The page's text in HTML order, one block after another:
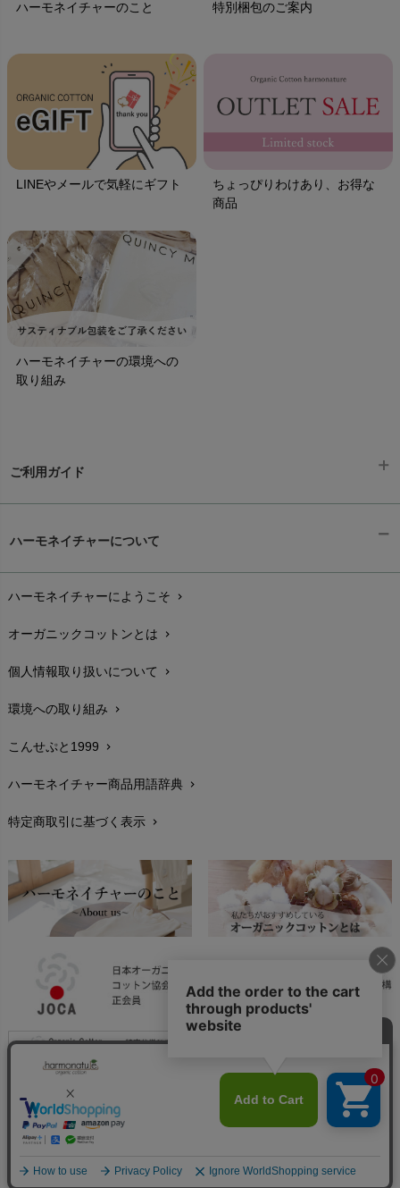
ハーモネイチャーのこと 特別梱包のご案内
LINEやメールで気軽にギフト
ちょっぴりわけあり、お得な
商品
ハーモネイチャーの環境への
取り組み
ご利用ガイド
配送と送料chevron_right
在庫状況と発送予定chevron_right
サイズ・寸法chevron_right
生地・素材chevron_right
お手入れについて
レビューを書こうchevron_right
返品交換chevron_right
FAXでのご注文
お問い合わせchevron_right
ハーモネイチャーについて
ハーモネイチャーにようこそ chevron_right
オーガニックコットンとは chevron_right
個人情報取り扱いについて chevron_right
環境への取り組み chevron_right
こんせぷと1999 chevron_right
ハーモネイチャー商品用語辞典 chevron_right
特定商取引に基づく表示 chevron_right